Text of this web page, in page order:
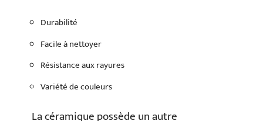
Durabilité
Facile à nettoyer
Résistance aux rayures
Variété de couleurs
La céramique possède un autre